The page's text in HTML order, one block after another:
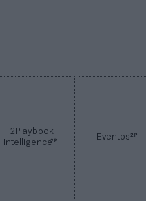
2Playbook
Intelligence2P Eventos2P